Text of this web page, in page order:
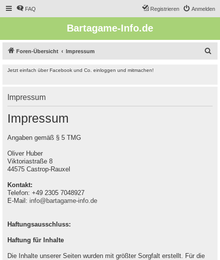
FAQ Anmelden
Registrieren
Bartagame-Info.de
Foren-Übersicht Impressum
Jetzt einfach über Facebook und Co. einloggen und mitmachen!
Impressum
Impressum
Angaben gemäß § 5 TMG
Oliver Huber
Viktoriastraße 8
44575 Castrop-Rauxel
Kontakt:
Telefon: +49 2305 7048927
E-Mail: info@bartagame-info.de
Haftungsausschluss:
Haftung für Inhalte
Die Inhalte unserer Seiten wurden mit größter Sorgfalt erstellt. Für die